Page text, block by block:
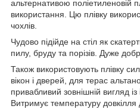
альтернативою поліетиленовій
використання. Цю плівку
чохлів.
Чудово підійде на стіл як
пилу, бруду та порізів. Дуже
Також використовують плівку
вікон і дверей, для терас
привабливий зовнішній вигляд
Витримує температуру довкілля